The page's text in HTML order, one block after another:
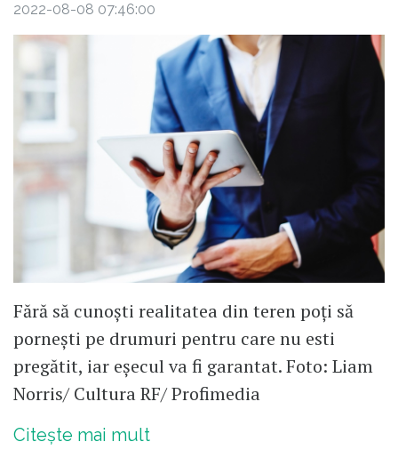
2022-08-08 07:46:00
Fără să cunoști realitatea din teren poți să
pornești pe drumuri pentru care nu esti
pregătit, iar eșecul va fi garantat. Foto: Liam
Norris/ Cultura RF/ Profimedia
Citește mai mult